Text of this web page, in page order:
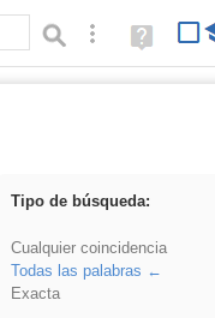
Búsqueda avanzada
Ayuda
(en
Tipo de búsqueda:
Cualquier coincidencia
Todas las palabras
Exacta